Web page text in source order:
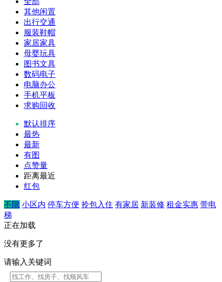
其他闲置
出行交通
服装鞋帽
家居家具
母婴玩具
图书文具
数码电子
电脑办公
手机平板
求购回收
默认排序
最热
最新
有图
点赞量
距离最近
红包
不限 小区内 停车方便 拎包入住 有家居 新装修 租金实惠 带电
梯
正在加载
没有更多了
请输入关键词